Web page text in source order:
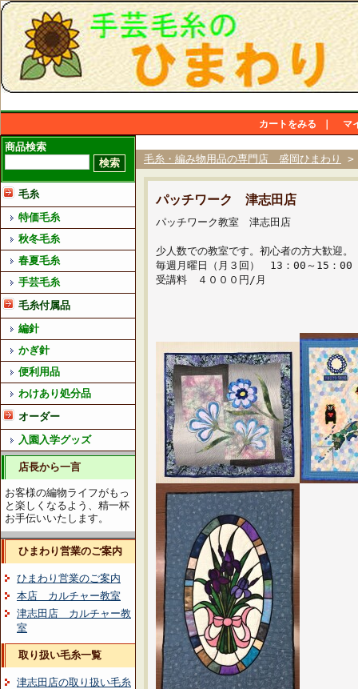
カートをみる マ
商品検索
毛糸
特価毛糸
秋冬毛糸
春夏毛糸
手芸毛糸
毛糸付属品
編針
かぎ針
便利用品
わけあり処分品
オーダー
入園入学グッズ
店長から一言
お客様の編物ライフがもっ
と楽しくなるよう、精一杯
お手伝いいたします。
ひまわり営業のご案内
ひまわり営業のご案内
本店 カルチャー教室
津志田店 カルチャー教
室
取り扱い毛糸一覧
津志田店の取り扱い毛糸
毛糸・編み物用品の専門店 盛岡ひまわり
パッチワーク 津志田店
パッチワーク教室 津志田店
少人数での教室です。初心者の方大歓迎。
毎週月曜日（月３回） 13：00～15：00
受講料 ４０００円/月